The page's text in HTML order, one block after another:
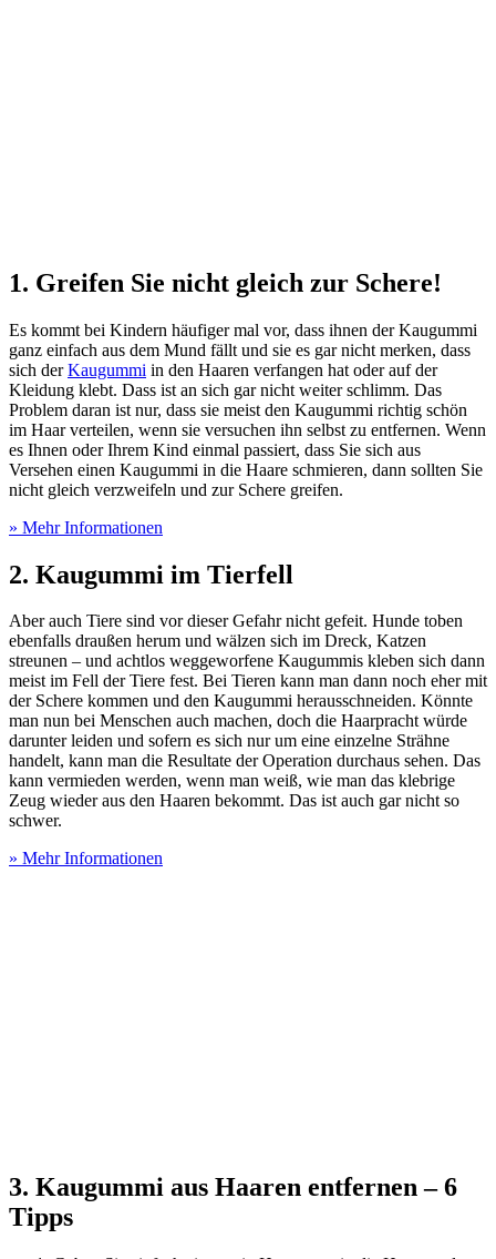
1. Greifen Sie nicht gleich zur Schere!
Es kommt bei Kindern häufiger mal vor, dass ihnen der Kaugummi
ganz einfach aus dem Mund fällt und sie es gar nicht merken, dass
sich derKaugummi in den Haaren verfangen hat oder auf der
Kleidung klebt. Dass ist an sich gar nicht weiter schlimm. Das
Problem daran ist nur, dass sie meist den Kaugummi richtig schön
im Haar verteilen, wenn sie versuchen ihn selbst zu entfernen. Wenn
es Ihnen oder Ihrem Kind einmal passiert, dass Sie sich aus
Versehen einen Kaugummi in die Haare schmieren, dann sollten Sie
nicht gleich verzweifeln und zur Schere greifen.
» Mehr Informationen
2. Kaugummi im Tierfell
Aber auch Tiere sind vor dieser Gefahr nicht gefeit. Hunde toben
ebenfalls draußen herum und wälzen sich im Dreck, Katzen
streunen – und achtlos weggeworfene Kaugummis kleben sich dann
meist im Fell der Tiere fest. Bei Tieren kann man dann noch eher mit
der Schere kommen und den Kaugummi herausschneiden. Könnte
man nun bei Menschen auch machen, doch die Haarpracht würde
darunter leiden und sofern es sich nur um eine einzelne Strähne
handelt, kann man die Resultate der Operation durchaus sehen. Das
kann vermieden werden, wenn man weiß, wie man das klebrige
Zeug wieder aus den Haaren bekommt. Das ist auch gar nicht so
schwer.
» Mehr Informationen
3. Kaugummi aus Haaren entfernen – 6
Tipps